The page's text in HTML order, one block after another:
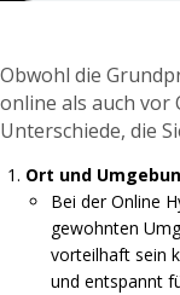
Obwohl die
online als auch vor
Unterschiede, die
Ort und
Bei der Online
gewohnten
vorteilhaft sein
und entspannt